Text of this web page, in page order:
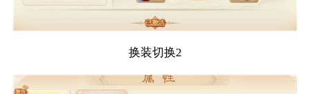
换装切换2